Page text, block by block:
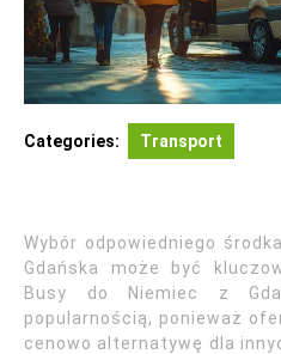
Categories: Transport
Wybór odpowiedniego
Gdańska może być
Busy do Niemiec z
popularnością, ponieważ
cenowo alternatywę dla